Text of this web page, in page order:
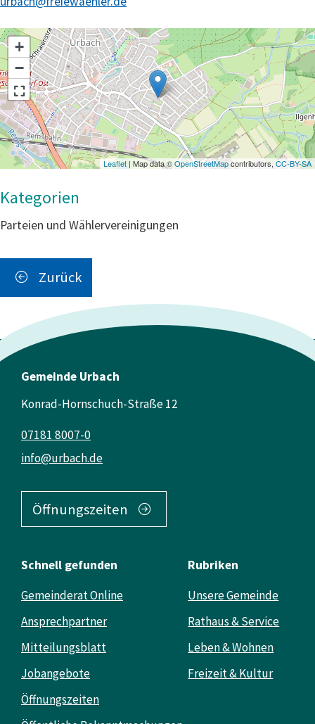
+
−
Leaflet | Map data ©OpenStreetMapcontributors, CC-BY-SA
Parteien und Wählervereinigungen
Zurück
Gemeinde Urbach
Konrad-Hornschuch-Straße 12
info@urbach.de
07181 8007-0
Öffnungszeiten
Schnell gefunden
Gemeinderat Online
Ansprechpartner
Mitteilungsblatt
Jobangebote
Öffnungszeiten
Rubriken
Unsere Gemeinde
Rathaus & Service
Leben & Wohnen
Freizeit & Kultur